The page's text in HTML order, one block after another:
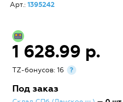
Арт.: 1395242
1 628.99 р.
TZ-бонусов: 16 ?
Под заказ